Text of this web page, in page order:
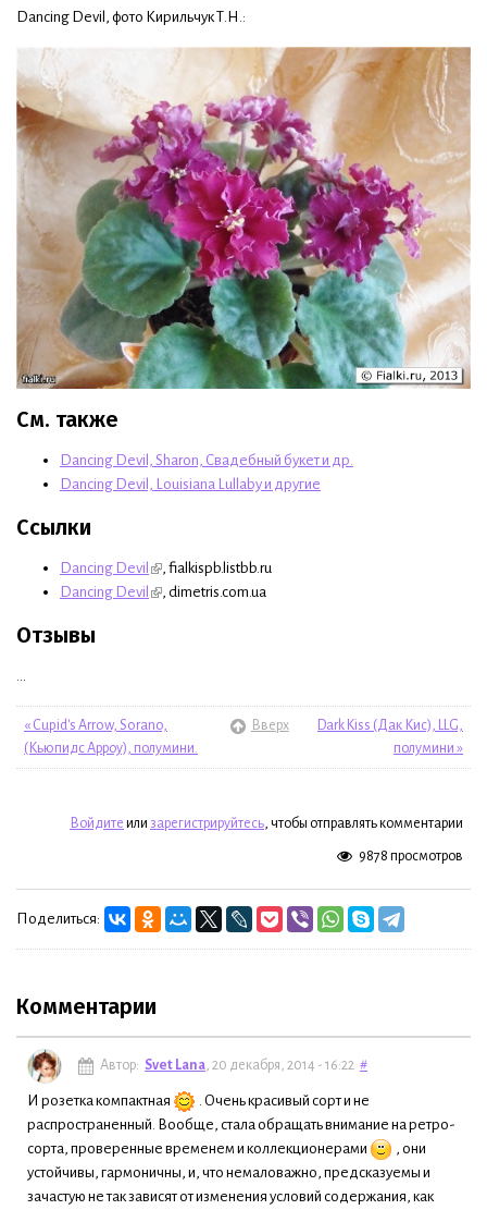
Dancing Devil, фото Кирильчук Т.Н.:
См. также
Dancing Devil, Sharon, Свадебный букет и др.
Dancing Devil, Louisiana Lullaby и другие
Ссылки
Dancing Devil
, fialkispb.listbb.ru
Dancing Devil
, dimetris.com.ua
Отзывы
« Cupid's Arrow, Sorano,
(Кьюпидс Арроу), полумини.
Вверх
Dark Kiss (Дак Кис), LLG,
полумини »
Войдите или зарегистрируйтесь, чтобы отправлять комментарии
9878 просмотров
Поделиться:
Комментарии
Автор: Svet Lana, 20 декабря, 2014 - 16:22 #
И розетка компактная
. Очень красивый сорт и не
распространенный. Вообще, стала обращать внимание на ретро-
сорта, проверенные временем и коллекционерами
, они
устойчивы, гармоничны, и, что немаловажно, предсказуемы и
зачастую не так зависят от изменения условий содержания, как